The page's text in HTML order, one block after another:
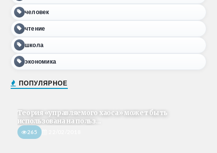
человек
чтение
школа
экономика
ПОПУЛЯРНОЕ
Теория «управляемого хаоса» может быть
использована на польз...
265